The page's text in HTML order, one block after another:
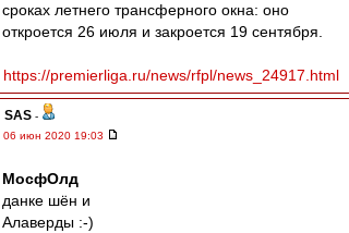
сроках летнего трансферного окна: оно
откроется 26 июля и закроется 19 сентября.
https://premierliga.ru/news/rfpl/news_24917.html
SAS -
06 июн 2020 19:03
МосфОлд
данке шён и
Алаверды :-)